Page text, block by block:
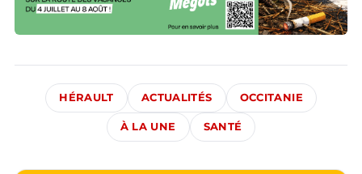
HÉRAULT ACTUALITÉS OCCITANIE
À LA UNE SANTÉ